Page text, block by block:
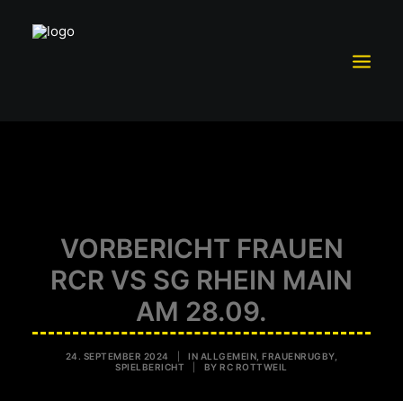
SCHUTZKONZEPT
FÖRDERVEREIN RCR E.V.
SPONSOREN UND PARTNER
VORSTAND
VORBERICHT FRAUEN
RCR VS SG RHEIN MAIN
AM 28.09.
24. SEPTEMBER 2024 IN ALLGEMEIN ,FRAUENRUGBY,
SPIELBERICHT
BYRC ROTTWEIL